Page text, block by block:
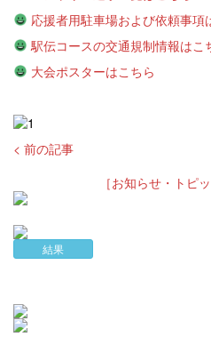
応援者用駐車場および依頼事項
駅伝コースの交通規制情報はこ
大会ポスターはこちら
< 前の記事
［お知らせ・トピ
結果